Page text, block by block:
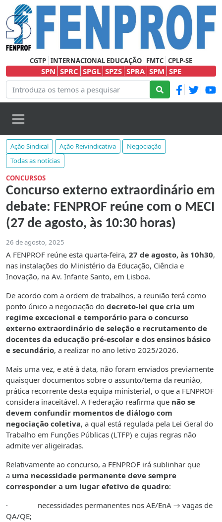
CGTP INTERNACIONAL EDUCAÇÃO FMTC CPLP-SE
SPN SPRC SPGL SPZS SPRA SPM SPE
Ação Sindical Ação Reivindicativa
Negociação
Todas as notícias
CONCURSOS
Concurso externo extraordinário em
debate: FENPROF reúne com o MECI
(27 de agosto, às 10:30 horas)
26 de agosto, 2025
A FENPROF reúne esta quarta-feira, 27 de agosto, às 10h30,
nas instalações do Ministério da Educação, Ciência e
Inovação, na Av. Infante Santo, em Lisboa.
De acordo com a ordem de trabalhos, a reunião terá como
ponto único a negociação do decreto-lei que cria um
regime excecional e temporário para o concurso
externo extraordinário de seleção e recrutamento de
docentes da educação pré-escolar e dos ensinos básico
e secundário, a realizar no ano letivo 2025/2026.
Mais uma vez, e até à data, não foram enviados previamente
quaisquer documentos sobre o assunto/tema da reunião,
prática recorrente desta equipa ministerial, o que a FENPROF
considera inaceitável. A Federação reafirma que não se
devem confundir momentos de diálogo com
negociação coletiva, a qual está regulada pela Lei Geral do
Trabalho em Funções Públicas (LTFP) e cujas regras não
admite ver aligeiradas.
Relativamente ao concurso, a FENPROF irá sublinhar que
a uma necessidade permanente deve sempre
corresponder a um lugar efetivo de quadro:
· necessidades permanentes nos AE/EnA → vagas de
QA/QE;